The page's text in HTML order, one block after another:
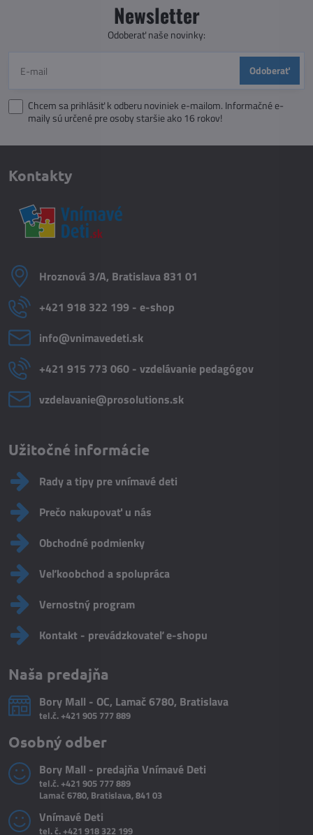
Newsletter
Odoberať naše novinky:
Odoberať
Chcem sa prihlásiť k odberu noviniek e-mailom. Informačné e-
maily sú určené pre osoby staršie ako 16 rokov!
Kontakty
Hroznová 3/A, Bratislava 831 01
+421 918 322 199 - e-shop
info​@vnimavedeti​.sk
+421 915 773 060 - vzdelávanie pedagógov
vzdelavanie​@prosolutions​.sk
Užitočné informácie
Rady a tipy pre vnímavé deti
Prečo nakupovať u nás
Obchodné podmienky
Veľkoobchod a spolupráca
Vernostný program
Kontakt - prevádzkovateľ e-shopu
Naša predajňa
Bory Mall - OC, Lamač 6780, Bratislava
tel.č.+421 905 777 889
Osobný odber
Bory Mall - predajňa Vnímavé Deti
tel.č.+421 905 777 889
Lamač 6780, Bratislava, 841 03
Vnímavé Deti
tel. č.+421 918 322 199